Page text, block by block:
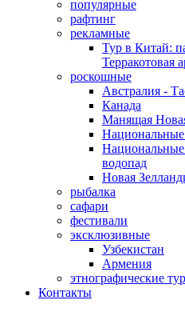
популярные
рафтинг
рекламные
Тур в Китай:
Терракотовая
роскошные
Австралия -
Канада
Манящая
водопад
Новая
рыбалка
сафари
фестивали
эксклюзивные
Узбекистан
Армения
этнографические
Контакты